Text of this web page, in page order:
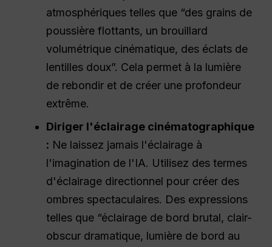
atmosphériques telles que “des grains de
poussière flottants, un brouillard
volumétrique cinématique, des éclats de
lentilles doux”. Cela permet à la lumière
de rebondir et de créer une profondeur
extrême.
Diriger l'éclairage cinématographique
: Ne laissez jamais l'éclairage à
l'imagination de l'IA. Utilisez des termes
d'éclairage directionnel pour créer des
ombres spectaculaires. Des expressions
telles que “éclairage de bord brutal, clair-
obscur dramatique, lumière de bord au